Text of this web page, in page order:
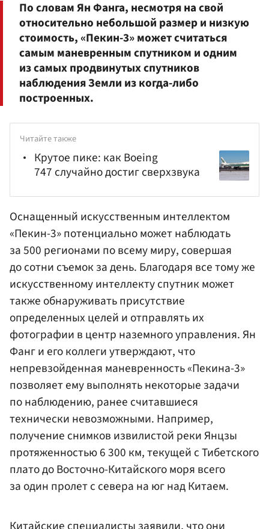
По словам Ян Фанга, несмотря на свой
относительно небольшой размер и низкую
стоимость, «Пекин-3» может считаться
самым маневренным спутником и одним
из самых продвинутых спутников
наблюдения Земли из когда-либо
построенных.
Читайте также
Крутое пике: как Boeing
747 случайно достиг сверхзвука
Оснащенный искусственным интеллектом
«Пекин-3» потенциально может наблюдать
за 500 регионами по всему миру, совершая
до сотни съемок за день. Благодаря все тому же
искусственному интеллекту спутник может
также обнаруживать присутствие
определенных целей и отправлять их
фотографии в центр наземного управления. Ян
Фанг и его коллеги утверждают, что
непревзойденная маневренность «Пекина-3»
позволяет ему выполнять некоторые задачи
по наблюдению, ранее считавшиеся
технически невозможными. Например,
получение снимков извилистой реки Янцзы
протяженностью 6 300 км, текущей с Тибетского
плато до Восточно-Китайского моря всего
за один пролет с севера на юг над Китаем.